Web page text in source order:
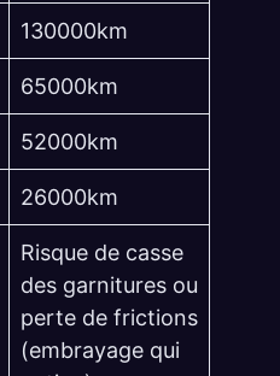
130000km
65000km
52000km
26000km
Risque de casse
des garnitures ou
perte de frictions
(embrayage qui